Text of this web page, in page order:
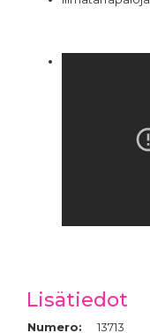
Lisätiedot
Numero:
13713